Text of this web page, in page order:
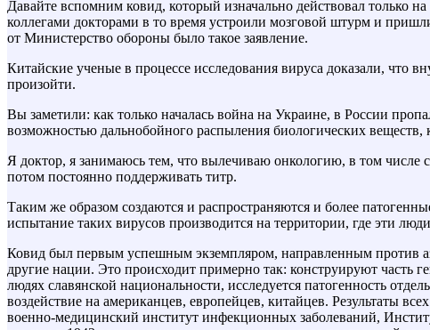
Давайте вспомним ковид, который изначально действовал только
коллегами докторами в то время устроили мозговой штурм и
от Министерство обороны было такое заявление.
Китайские ученые в процессе исследования вируса доказали, что
произойти.
Вы заметили: как только началась война на Украине, в России
возможностью дальнобойного распыления биологических
Я доктор, я занимаюсь тем, что вылечиваю онкологию, в том
потом постоянно поддерживать титр.
Таким же образом создаются и распространяются и более
испытание таких вирусов производится на территории, где эти
Ковид был первым успешным экземпляром, направленным против
другие нации. Это происходит примерно так: конструируют часть
людях славянской национальности, исследуется патогенность
воздействие на американцев, европейцев, китайцев. Результаты
военно-медицинский институт инфекционных заболеваний,